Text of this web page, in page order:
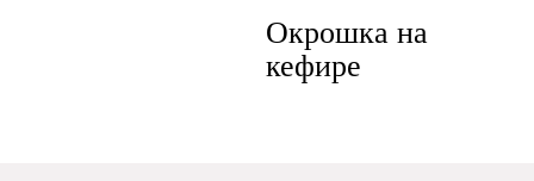
Окрошка на
кефире